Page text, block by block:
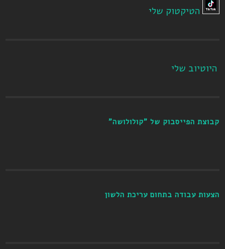
הטיקטוק שלי
היוטיוב שלי
קבוצת הפייסבוק של "קולולושה"
הצעות עבודה בתחום עריכת הלשון